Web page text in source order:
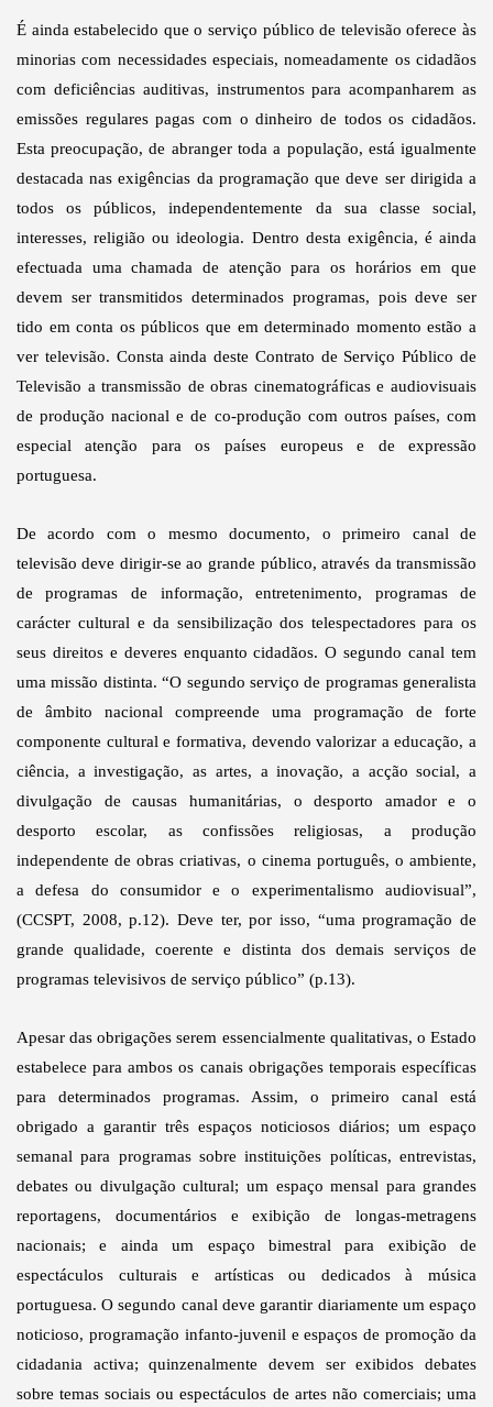
É ainda estabelecido que o serviço público de televisão oferece às
minorias com necessidades especiais, nomeadamente os cidadãos
com deficiências auditivas, instrumentos para acompanharem as
emissões regulares pagas com o dinheiro de todos os cidadãos.
Esta preocupação, de abranger toda a população, está igualmente
destacada nas exigências da programação que deve ser dirigida a
todos os públicos, independentemente da sua classe social,
interesses, religião ou ideologia. Dentro desta exigência, é ainda
efectuada uma chamada de atenção para os horários em que
devem ser transmitidos determinados programas, pois deve ser
tido em conta os públicos que em determinado momento estão a
ver televisão. Consta ainda deste Contrato de Serviço Público de
Televisão a transmissão de obras cinematográficas e audiovisuais
de produção nacional e de co-produção com outros países, com
especial atenção para os países europeus e de expressão
portuguesa.
De acordo com o mesmo documento, o primeiro canal de
televisão deve dirigir-se ao grande público, através da transmissão
de programas de informação, entretenimento, programas de
carácter cultural e da sensibilização dos telespectadores para os
seus direitos e deveres enquanto cidadãos. O segundo canal tem
uma missão distinta. “O segundo serviço de programas generalista
de âmbito nacional compreende uma programação de forte
componente cultural e formativa, devendo valorizar a educação, a
ciência, a investigação, as artes, a inovação, a acção social, a
divulgação de causas humanitárias, o desporto amador e o
desporto escolar, as confissões religiosas, a produção
independente de obras criativas, o cinema português, o ambiente,
a defesa do consumidor e o experimentalismo audiovisual”,
(CCSPT, 2008, p.12). Deve ter, por isso, “uma programação de
grande qualidade, coerente e distinta dos demais serviços de
programas televisivos de serviço público” (p.13).
Apesar das obrigações serem essencialmente qualitativas, o Estado
estabelece para ambos os canais obrigações temporais específicas
para determinados programas. Assim, o primeiro canal está
obrigado a garantir três espaços noticiosos diários; um espaço
semanal para programas sobre instituições políticas, entrevistas,
debates ou divulgação cultural; um espaço mensal para grandes
reportagens, documentários e exibição de longas-metragens
nacionais; e ainda um espaço bimestral para exibição de
espectáculos culturais e artísticas ou dedicados à música
portuguesa. O segundo canal deve garantir diariamente um espaço
noticioso, programação infanto-juvenil e espaços de promoção da
cidadania activa; quinzenalmente devem ser exibidos debates
sobre temas sociais ou espectáculos de artes não comerciais; uma